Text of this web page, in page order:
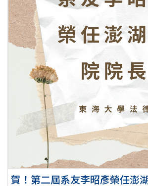
賀！第二屆系友李昭彥榮任澎